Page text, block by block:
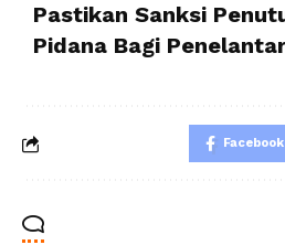
Pastikan Sanksi
Pidana Bagi
Facebook